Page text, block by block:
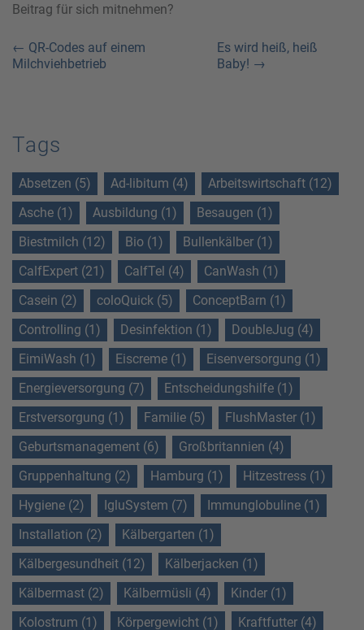
Beitrag für sich mitnehmen?
← QR-Codes auf einem
Milchviehbetrieb
Es wird heiß, heiß
Baby! →
Tags
Absetzen (5) Ad-libitum (4)
Arbeitswirtschaft (12)
Asche (1)
Ausbildung (1)
Besaugen (1)
Biestmilch (12)
Bio (1)
Bullenkälber (1)
CalfExpert (21)
CalfTel (4)
CanWash (1)
Casein (2)
coloQuick (5)
ConceptBarn (1)
Controlling (1)
Desinfektion (1)
DoubleJug (4)
EimiWash (1)
Eiscreme (1)
Eisenversorgung (1)
Energieversorgung (7)
Entscheidungshilfe (1)
Erstversorgung (1)
Familie (5)
FlushMaster (1)
Geburtsmanagement (6)
Großbritannien (4)
Gruppenhaltung (2)
Hamburg (1)
Hitzestress (1)
Hygiene (2)
IgluSystem (7)
Immunglobuline (1)
Installation (2)
Kälbergarten (1)
Kälbergesundheit (12)
Kälberjacken (1)
Kälbermast (2)
Kälbermüsli (4)
Kinder (1)
Kolostrum (1)
Körpergewicht (1) Kraftfutter (4)